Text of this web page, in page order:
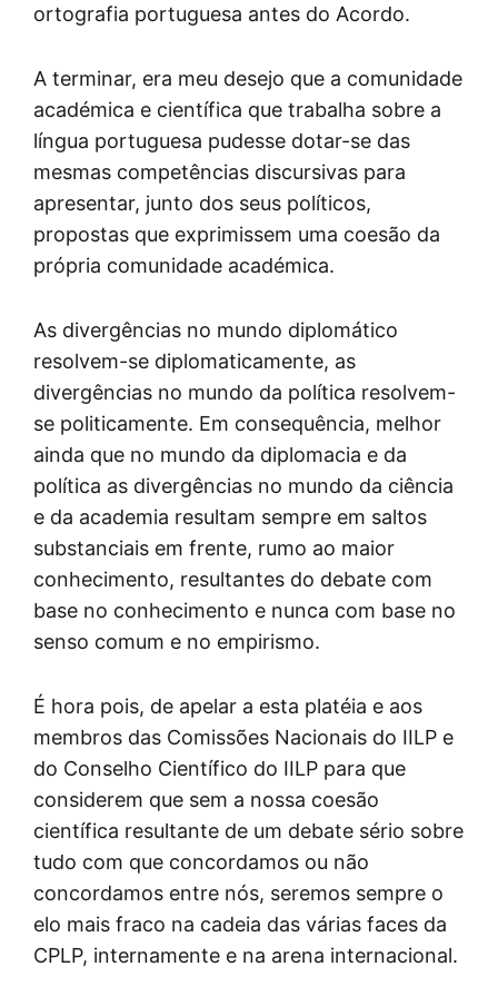
ortografia portuguesa antes do Acordo.
A terminar, era meu desejo que a comunidade
académica e científica que trabalha sobre a
língua portuguesa pudesse dotar-se das
mesmas competências discursivas para
apresentar, junto dos seus políticos,
propostas que exprimissem uma coesão da
própria comunidade académica.
As divergências no mundo diplomático
resolvem-se diplomaticamente, as
divergências no mundo da política resolvem-
se politicamente. Em consequência, melhor
ainda que no mundo da diplomacia e da
política as divergências no mundo da ciência
e da academia resultam sempre em saltos
substanciais em frente, rumo ao maior
conhecimento, resultantes do debate com
base no conhecimento e nunca com base no
senso comum e no empirismo.
É hora pois, de apelar a esta platéia e aos
membros das Comissões Nacionais do IILP e
do Conselho Científico do IILP para que
considerem que sem a nossa coesão
científica resultante de um debate sério sobre
tudo com que concordamos ou não
concordamos entre nós, seremos sempre o
elo mais fraco na cadeia das várias faces da
CPLP, internamente e na arena internacional.